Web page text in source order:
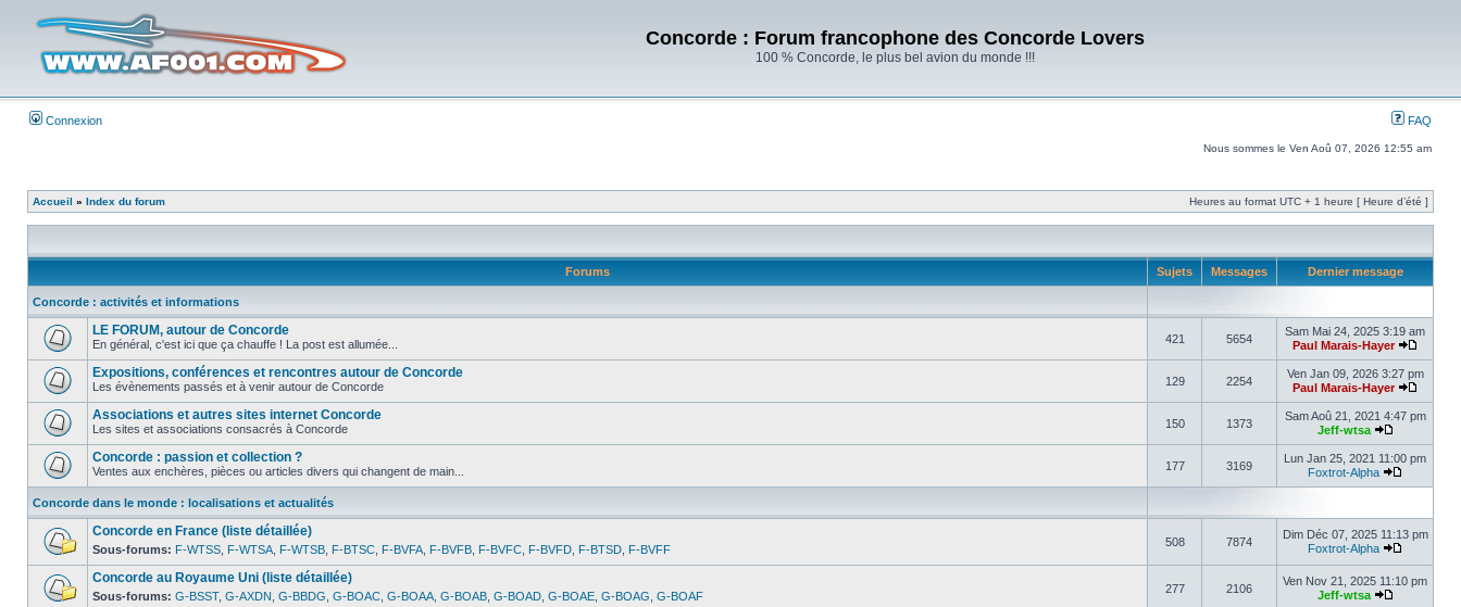
Concorde : Forum francophone des Concorde Lovers
100 % Concorde, le plus bel avion du monde !!!
Connexion FAQ
Nous sommes le Ven Aoû 07, 2026 12:55 am
Accueil » Index du forum Heures au format UTC + 1 heure [ Heure d’été ]
Forums Sujets Messages Dernier message
Concorde : activités et informations
LE FORUM, autour de Concorde
En général, c'est ici que ça chauffe ! La post est allumée... 421 5654
Sam Mai 24, 2025 3:19 am
Paul Marais-Hayer
Expositions, conférences et rencontres autour de Concorde
Les évènements passés et à venir autour de Concorde 129 2254
Ven Jan 09, 2026 3:27 pm
Paul Marais-Hayer
Associations et autres sites internet Concorde
Les sites et associations consacrés à Concorde 150 1373
Sam Aoû 21, 2021 4:47 pm
Jeff-wtsa
Concorde : passion et collection ?
Ventes aux enchères, pièces ou articles divers qui changent de main... 177 3169
Lun Jan 25, 2021 11:00 pm
Foxtrot-Alpha
Concorde dans le monde : localisations et actualités
Concorde en France (liste détaillée)
Sous-forums: F-WTSS F-WTSA F-WTSB F-BTSC F-BVFA F-BVFB F-BVFC F-BVFD F-BTSD F-BVFF
508 7874
Dim Déc 07, 2025 11:13 pm
Foxtrot-Alpha
Concorde au Royaume Uni (liste détaillée)
Sous-forums: G-BSST, G-AXDN G-BBDG G-BOAC G-BOAA G-BOAB G-BOAD G-BOAE G-BOAG G-BOAF
277 2106
Ven Nov 21, 2025 11:10 pm
Jeff-wtsa